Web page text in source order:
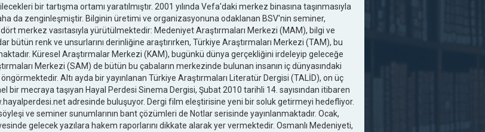
bir tartışma ortamı yaratılmıştır. 2001 yılında Vefa'daki merkez binasına taşınmasıyla
da zenginleşmiştir. Bilginin üretimi ve organizasyonuna odaklanan BSV'nin seminer,
merkez vasıtasıyla yürütülmektedir: Medeniyet Araştırmaları Merkezi (MAM), bilgi ve
renk ve unsurlarını derinliğine araştırırken, Türkiye Araştırmaları Merkezi (TAM), bu
Küresel Araştırmalar Merkezi (KAM), bugünkü dünya gerçekliğini irdeleyip geleceğe
Merkezi (SAM) de bütün bu çabaların merkezinde bulunan insanın iç dünyasındaki
Altı ayda bir yayınlanan Türkiye Araştırmaları Literatür Dergisi (TALİD), on üç
bir mecraya taşıyan Hayal Perdesi Sinema Dergisi, Şubat 2010 tarihli 14. sayısından itibaren
adresinde buluşuyor. Dergi film eleştirisine yeni bir soluk getirmeyi hedefliyor.
ve seminer sunumlarının bant çözümleri de Notlar serisinde yayınlanmaktadır. Ocak,
gelecek yazılara hakem raporlarını dikkate alarak yer vermektedir. Osmanlı Medeniyeti,